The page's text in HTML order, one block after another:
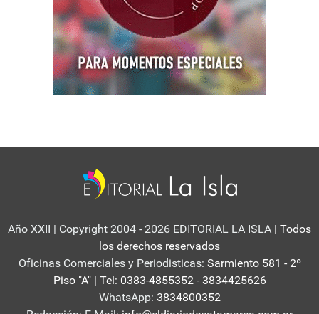
Año XXII | Copyright 2004 - 2026 EDITORIAL LA ISLA | Todos
los derechos reservados
Oficinas Comerciales y Periodisticas: Sarmiento 581 - 2º
Piso "A" | Tel: 0383-4855352 - 3834425626
WhatsApp: 3834800352